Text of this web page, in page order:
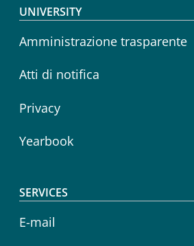
Footer menu
UNIVERSITY
Amministrazione trasparente
Atti di notifica
Privacy
Yearbook
SERVICES
E-mail